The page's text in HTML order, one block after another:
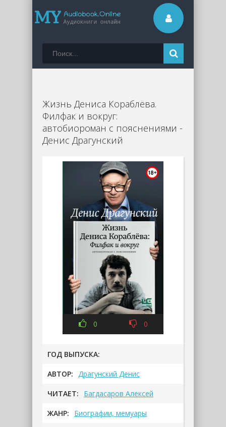
Жизнь Дениса Кораблёва.
Филфак и вокруг:
автобиороман с пояснениями -
Денис Драгунский
0 0
ГОД ВЫПУСКА:
АВТОР: Драгунский Денис
ЧИТАЕТ: Багдасаров Алексей
ЖАНР: Биографии, мемуары